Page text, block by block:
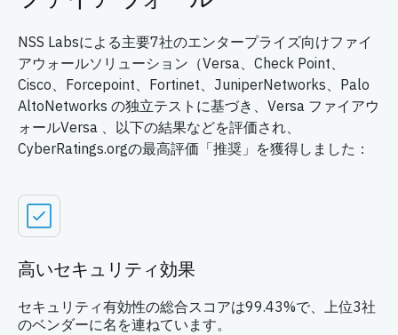
NSS Labsによる主要7社のエンタープライズ向けファイ
アウォールソリューション（Versa、Check Point、
Cisco、Forcepoint、Fortinet、JuniperNetworks、Palo
AltoNetworks の独立テストに基づき、Versa ファイアウ
ォールVersa 、以下の結果などを評価され、
CyberRatings.orgの最高評価「推奨」を獲得しました：
高いセキュリティ効果
セキュリティ有効性の総合スコアは99.43%で、上位3社
のベンダーに名を連ねています。